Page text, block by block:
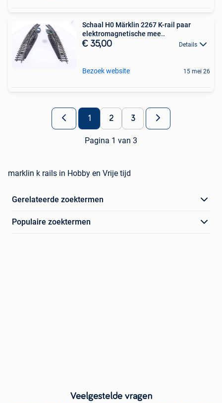
Schaal H0 Märklin 2267 K-rail paar
elektromagnetische mee..
€ 35,00 Details
Bezoek website 15 mei 26
1 2 3
Pagina 1 van 3
marklin k rails in Hobby en Vrije tijd
Gerelateerde zoektermen
Populaire zoektermen
Veelgestelde vragen